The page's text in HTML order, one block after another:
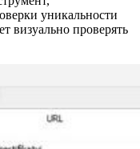
уникальности
визуально проверять